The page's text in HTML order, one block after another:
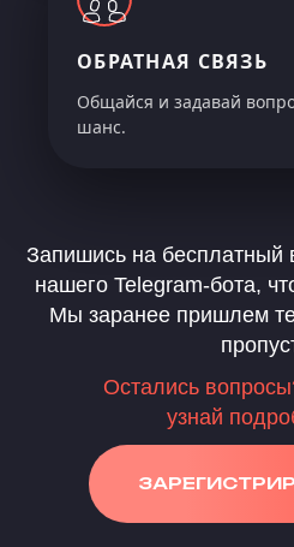
ОБРАТНАЯ СВЯЗЬ
Общайся и задавай
шанс.
Запишись на бесплатный
нашего Telegram-бота,
Мы заранее пришлем
Остались
узнай